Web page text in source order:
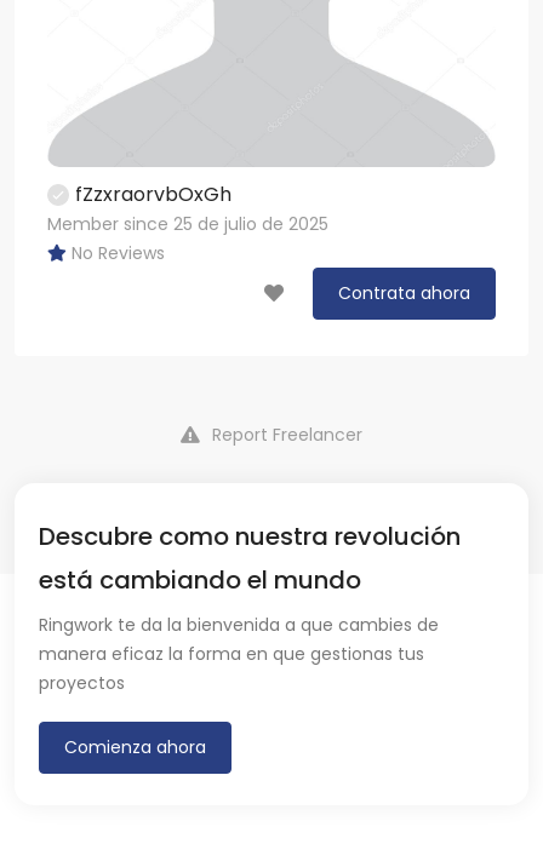
fZzxraorvbOxGh
Member since 25 de julio de 2025
No Reviews
Contrata ahora
Report Freelancer
Descubre como nuestra revolución
está cambiando el mundo
Ringwork te da la bienvenida a que cambies de
manera eficaz la forma en que gestionas tus
proyectos
Comienza ahora